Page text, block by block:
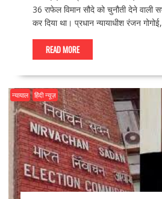
36 राफेल विमान सौदे को चुनौती देने वाली
कर दिया था। प्रधान न्यायाधीश रंजन गोगोई,
READ MORE
न्यायाल हिंदी न्यूज़